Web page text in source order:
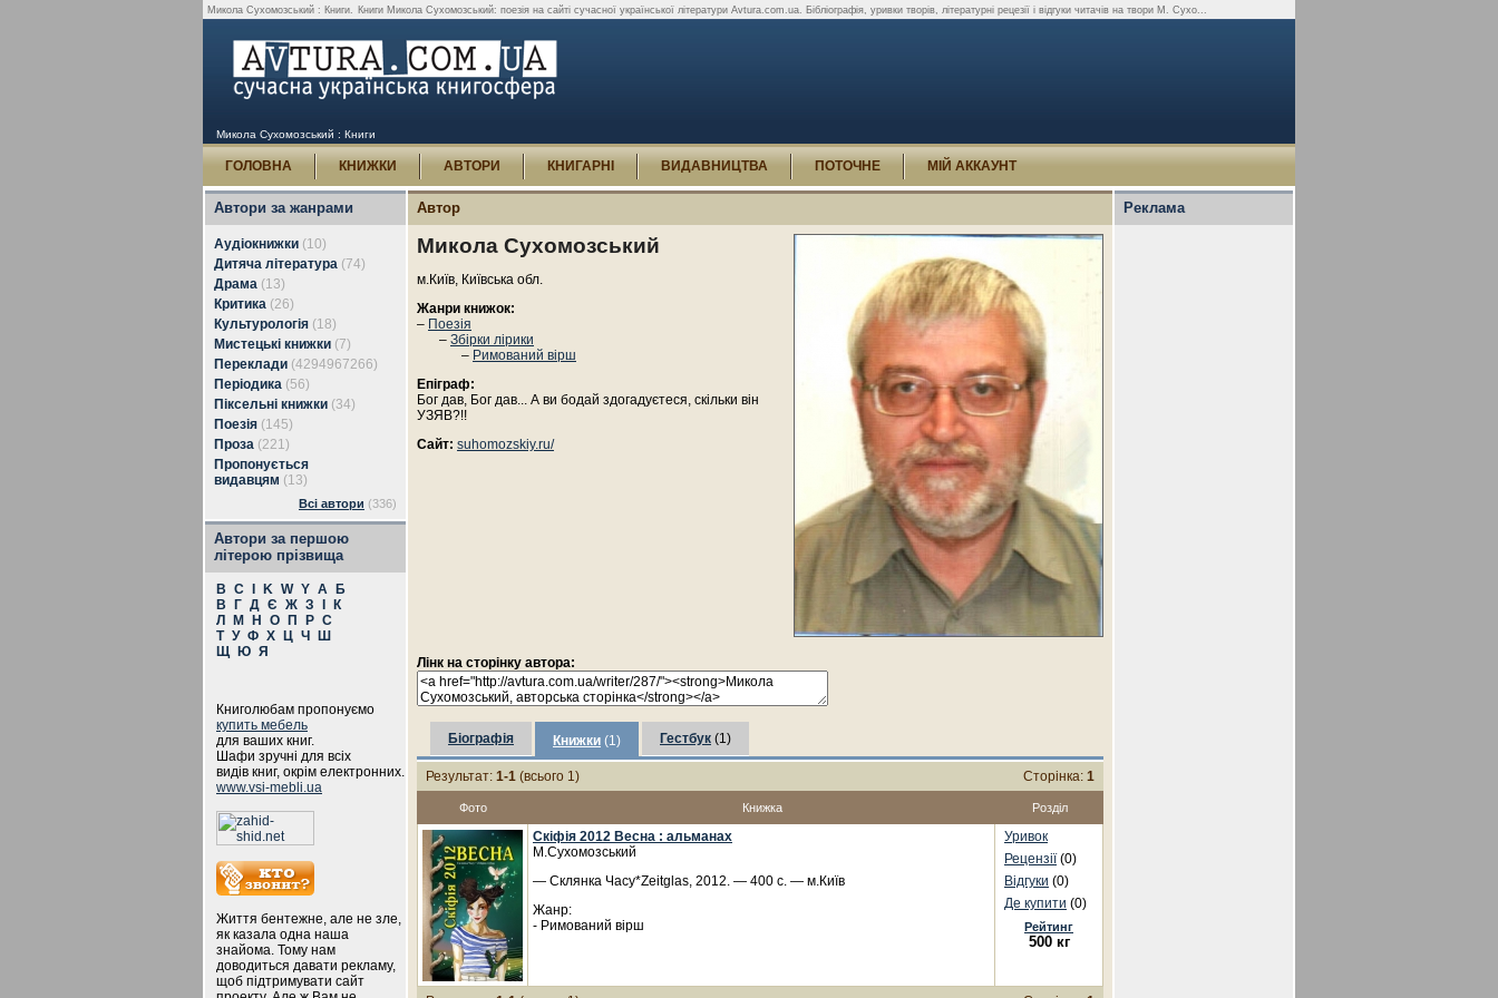
Микола Сухомозський : Книги. Книги Микола Сухомозський: поезія на сайті сучасної української літератури Avtura.com.ua. Бібліографія, уривки творів, літературні рецезії і відгуки читачів на твори М. Сухо...
Микола Сухомозський : Книги
ГОЛОВНА КНИЖКИ АВТОРИ КНИГАРНІ ВИДАВНИЦТВА ПОТОЧНЕ МІЙ АККАУНТ
Автори за жанрами
Аудіокнижки (10)
Дитяча література (74)
Драма (13)
Критика (26)
Культурологія (18)
Мистецькі книжки (7)
Переклади (4294967266)
Періодика (56)
Піксельні книжки (34)
Поезія (145)
Проза (221)
Пропонується
видавцям (13)
Всі автори (336)
Автори за першою
літерою прізвища
B C K W Y А
Б
В
Г Д Є Ж З
К
Л
М Н О П Р С
Т У Ф Х Ц Ч
Ш
Щ
Ю Я
Книголюбам пропонуємо
купить мебель
для ваших книг.
Шафи зручні для всіх
видів книг, окрім електронних.
www.vsi-mebli.ua
Життя бентежне, але не зле,
як казала одна наша
знайома. Тому нам
доводиться давати рекламу,
щоб підтримувати сайт
Автор
Микола Сухомозський
м.Київ, Київська обл.
Жанри книжок:
– Поезія
– Збірки лірики
– Римований вірш
Епіграф:
Бог дав, Бог дав... А ви бодай здогадуєтеся, скільки він
УЗЯВ?!!
Сайт: suhomozskiy.ru/
Лінк на сторінку автора:
Біографія Книжки (1) Гестбук (1)
Результат: 1-1 (всього 1) Сторінка: 1
Фото Книжка Розділ
Скіфія 2012 Весна : альманах
М.Сухомозський
— Склянка Часу*Zeitglas, 2012. — 400 с. — м.Київ
Жанр:
- Римований вірш
Уривок
Рецензії(0)
Відгуки (0)
Де купити (0)
Рейтинг
500 кг
Реклама